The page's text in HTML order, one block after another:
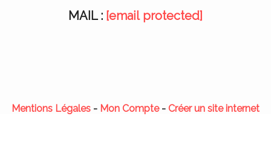
MAIL : [email protected]
Mentions Légales Mon Compte Créer un site internet